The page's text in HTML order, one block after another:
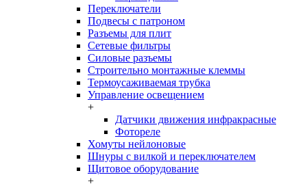
Переключатели
Подвесы с патроном
Разъемы для плит
Сетевые фильтры
Силовые разъемы
Строительно монтажные клеммы
Термоусаживаемая трубка
Управление освещением
+
Датчики движения инфракрасные
Фотореле
Хомуты нейлоновые
Шнуры с вилкой и переключателем
Щитовое оборудование
+